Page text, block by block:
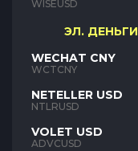
WISEUSD
ЭЛ. ДЕНЬГИ
WECHAT CNY
WCTCNY
NETELLER USD
NTLRUSD
VOLET USD
ADVCUSD